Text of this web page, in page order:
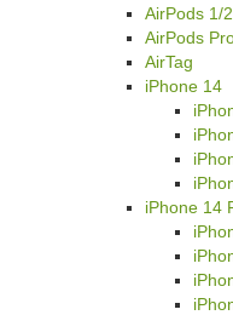
AirPods 1/2
AirPods
AirTag
iPhone 14
iPhone 14